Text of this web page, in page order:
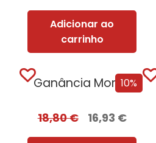
Adicionar ao
carrinho
10%
Ganância Mortal
18,80€ 16,93 €